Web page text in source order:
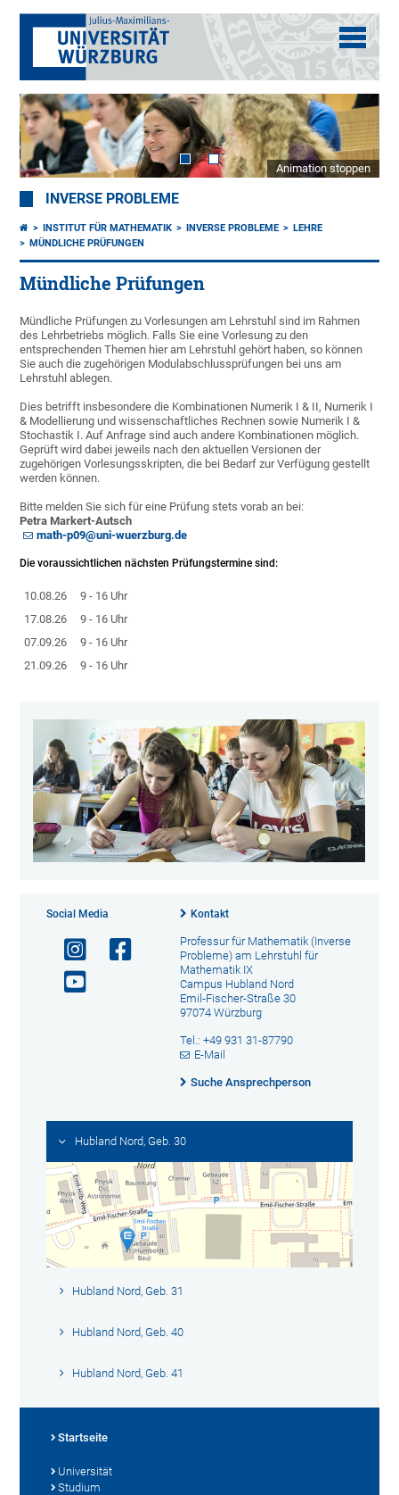
Animation stoppen
INVERSE PROBLEME
INSTITUT FÜR MATHEMATIK INVERSE PROBLEME
LEHRE
MÜNDLICHE PRÜFUNGEN
Mündliche Prüfungen
Mündliche Prüfungen zu Vorlesungen am Lehrstuhl sind im Rahmen
des Lehrbetriebs möglich. Falls Sie eine Vorlesung zu den
entsprechenden Themen hier am Lehrstuhl gehört haben, so können
Sie auch die zugehörigen Modulabschlussprüfungen bei uns am
Lehrstuhl ablegen.
Dies betrifft insbesondere die Kombinationen Numerik I & II, Numerik I
& Modellierung und wissenschaftliches Rechnen sowie Numerik I &
Stochastik I. Auf Anfrage sind auch andere Kombinationen möglich.
Geprüft wird dabei jeweils nach den aktuellen Versionen der
zugehörigen Vorlesungsskripten, die bei Bedarf zur Verfügung gestellt
werden können.
Bitte melden Sie sich für eine Prüfung stets vorab an bei:
Petra Markert-Autsch
math-p09@uni-wuerzburg.de
Die voraussichtlichen nächsten Prüfungstermine sind:
10.08.26
9 - 16 Uhr
17.08.26
9 - 16 Uhr
07.09.26
9 - 16 Uhr
21.09.26
9 - 16 Uhr
Social Media Kontakt
Professur für Mathematik (Inverse
Probleme) am Lehrstuhl für
Mathematik IX
Campus Hubland Nord
Emil-Fischer-Straße 30
97074 Würzburg
Tel.: +49 931 31-87790
E-Mail
Suche Ansprechperson
Hubland Nord, Geb. 30
Hubland Nord, Geb. 31
Hubland Nord, Geb. 40
Hubland Nord, Geb. 41
Startseite
Universität
Studium